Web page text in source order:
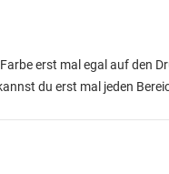
erst mal egal auf den
du erst mal jeden